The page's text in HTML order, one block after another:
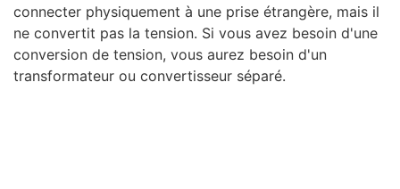
connecter physiquement à une prise étrangère, mais il
ne convertit pas la tension. Si vous avez besoin d'une
conversion de tension, vous aurez besoin d'un
transformateur ou convertisseur séparé.